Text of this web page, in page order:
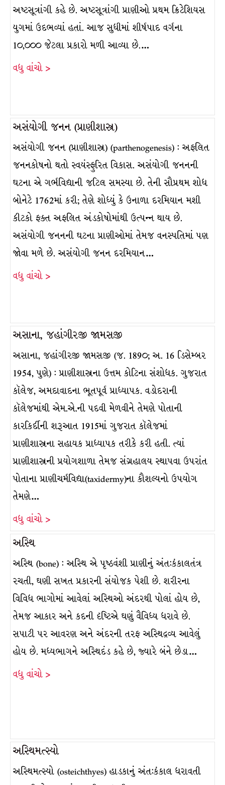
અષ્ટસૂત્રાંગી કહે છે. અષ્ટસૂત્રાંગી પ્રાણીઓ પ્રથમ ક્રિટેશિયસ
યુગમાં ઉદભવ્યાં હતાં. આજ સુધીમાં શીર્ષપાદ વર્ગના
1૦,૦૦૦ જેટલા પ્રકારો મળી આવ્યા છે.…
વધુ વાંચો >
અસંયોગી જનન (પ્રાણીશાસ્ત્ર)
અસંયોગી જનન (પ્રાણીશાસ્ત્ર) (parthenogenesis) : અફલિત
જનનકોષનો થતો સ્વયંસ્ફુરિત વિકાસ. અસંયોગી જનનની
ઘટના એ ગર્ભવિદ્યાની જટિલ સમસ્યા છે. તેની સૌપ્રથમ શોધ
બોનેટે 1762માં કરી; તેણે શોધ્યું કે ઉનાળા દરમિયાન મશી
કીટકો ફક્ત અફલિત અંડકોષોમાંથી ઉત્પન્ન થાય છે.
અસંયોગી જનનની ઘટના પ્રાણીઓમાં તેમજ વનસ્પતિમાં પણ
જોવા મળે છે. અસંયોગી જનન દરમિયાન…
વધુ વાંચો >
અસાના, જહાંગીરજી જામસજી
અસાના, જહાંગીરજી જામસજી (જ. 189૦; અ. 16 ડિસેમ્બર
1954, પુણે) : પ્રાણીશાસ્ત્રના ઉત્તમ કોટિના સંશોધક. ગુજરાત
કૉલેજ, અમદાવાદના ભૂતપૂર્વ પ્રાધ્યાપક. વડોદરાની
કૉલેજમાંથી એમ.એ.ની પદવી મેળવીને તેમણે પોતાની
કારકિર્દીની શરૂઆત 1915માં ગુજરાત કૉલેજમાં
પ્રાણીશાસ્ત્રના સહાયક પ્રાધ્યાપક તરીકે કરી હતી. ત્યાં
પ્રાણીશાસ્ત્રની પ્રયોગશાળા તેમજ સંગ્રહાલય સ્થાપવા ઉપરાંત
પોતાના પ્રાણીચર્મવિદ્યા(taxidermy)ના કૌશલ્યનો ઉપયોગ
તેમણે…
વધુ વાંચો >
અસ્થિ
અસ્થિ (bone) : અસ્થિ એ પૃષ્ઠવંશી પ્રાણીનું અંત:કંકાલતંત્ર
રચતી, ઘણી સખત પ્રકારની સંયોજક પેશી છે. શરીરના
વિવિધ ભાગોમાં આવેલાં અસ્થિઓ અંદરથી પોલાં હોય છે,
તેમજ આકાર અને કદની દૃષ્ટિએ ઘણું વૈવિધ્ય ધરાવે છે.
સપાટી પર આવરણ અને અંદરની તરફ અસ્થિદ્રવ્ય આવેલું
હોય છે. મધ્યભાગને અસ્થિદંડ કહે છે, જ્યારે બંને છેડા…
વધુ વાંચો >
અસ્થિમત્સ્યો
અસ્થિમત્સ્યો (osteichthyes) હાડકાનું અંત:કંકાલ ધરાવતી